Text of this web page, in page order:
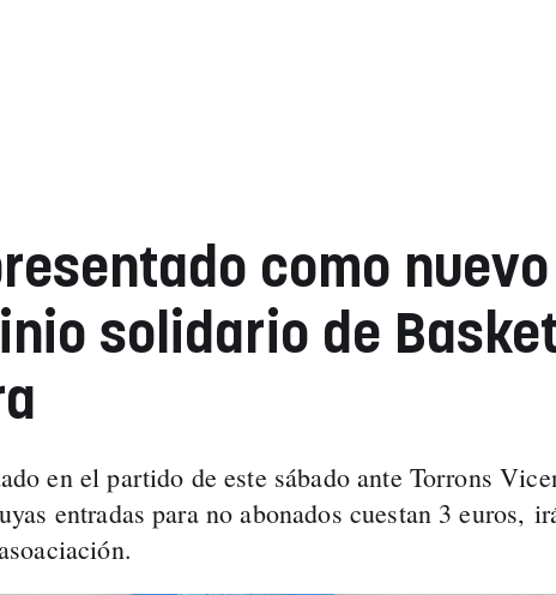
como nuevo
solidario de
en el partido de este sábado ante Torrons
entradas para no abonados cuestan 3 euros,